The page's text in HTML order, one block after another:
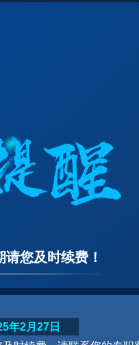
您及时续费！
年2月27日